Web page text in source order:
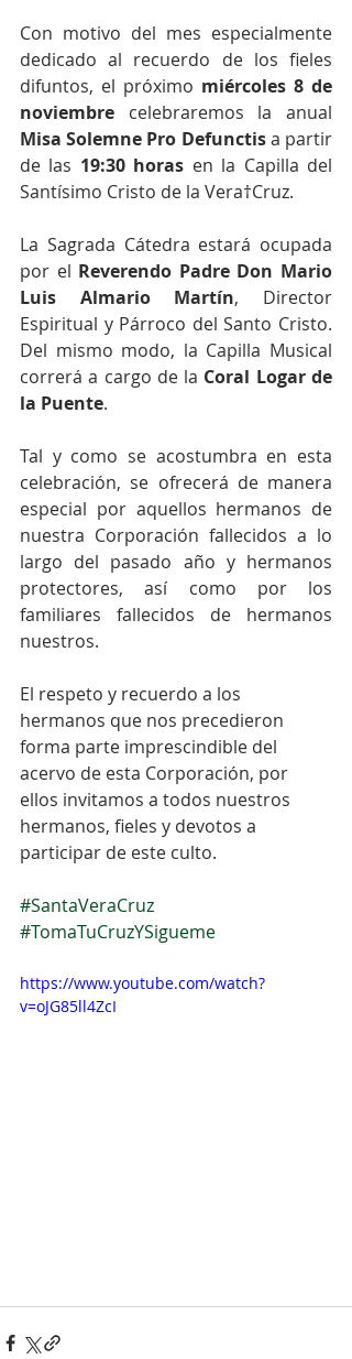
Con motivo del mes especialmente
dedicado al recuerdo de los fieles
difuntos, el próximo miércoles 8 de
noviembre
Misa Solemne Pro Defunctis a partir
de las 19:30 horas en la Capilla del
Santísimo Cristo de la Vera†Cruz.
La Sagrada Cátedra estará ocupada
por el Reverendo Padre Don Mario
Luis Almario Martín, Director
Espiritual y Párroco del Santo Cristo.
Del mismo modo, la Capilla Musical
correrá a cargo de la Coral Logar de
la Puente.
Tal y como se acostumbra en esta
celebración, se ofrecerá de manera
especial por aquellos hermanos de
nuestra Corporación fallecidos a lo
largo del pasado año y hermanos
protectores, así como por los
familiares fallecidos de hermanos
nuestros.
El respeto y recuerdo a los
hermanos que nos precedieron
forma parte imprescindible del
acervo de esta Corporación, por
ellos invitamos a todos nuestros
hermanos, fieles y devotos a
participar de este culto.
#SantaVeraCruz
#TomaTuCruzYSigueme
https://www.youtube.com/watch?
v=oJG85ll4ZcI